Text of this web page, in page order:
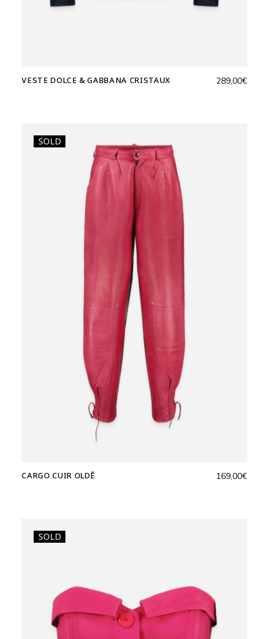
VESTE DOLCE & GABBANA CRISTAUX 289,00€
SOLD
CARGO CUIR OLDĒ 169,00€
SOLD